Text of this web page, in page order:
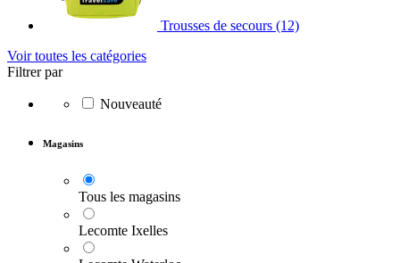
Trousses de secours (12)
Voir toutes les catégories
Filtrer par
Nouveauté
Magasins
Tous les magasins
Lecomte Ixelles